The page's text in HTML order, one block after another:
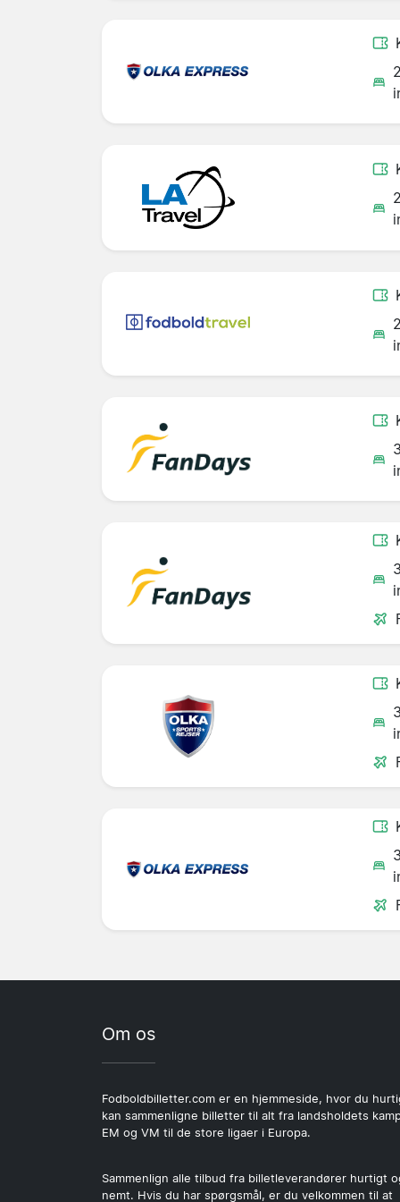
Om os
Fodboldbilletter.com er en hjemmeside, hvor du
kan sammenligne billetter til alt fra landsholdets
EM og VM til de store ligaer i Europa.
Sammenlign alle tilbud fra billetleverandører hurtigt
nemt. Hvis du har spørgsmål, er du velkommen til at